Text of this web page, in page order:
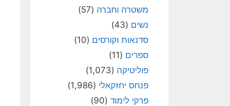
משטרה וחברה (57)
נשים (43)
סדנאות וקורסים (10)
ספרים (11)
פוליטיקה (1,073)
פנחס יחזקאלי (1,986)
פרקי לימוד (90)